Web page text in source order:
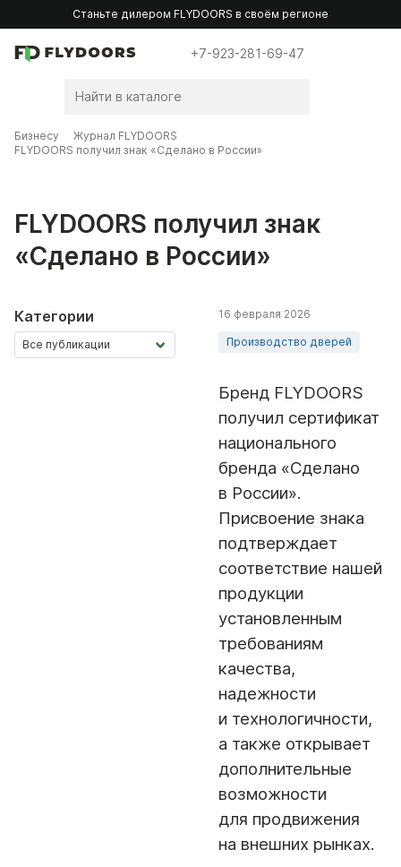
Станьте дилером FLYDOORS в своём регионе
+7-923-281-69-47
Бизнесу
Журнал FLYDOORS
FLYDOORS получил знак «Сделано в России»
FLYDOORS получил знак
«Сделано в России»
Категории 16 февраля 2026
Производство дверей
Бренд FLYDOORS
получил сертификат
национального
бренда «Сделано
в России».
Присвоение знака
подтверждает
соответствие нашей
продукции
установленным
требованиям
качества,
надежности
и технологичности,
а также открывает
дополнительные
возможности
для продвижения
на внешних рынках.